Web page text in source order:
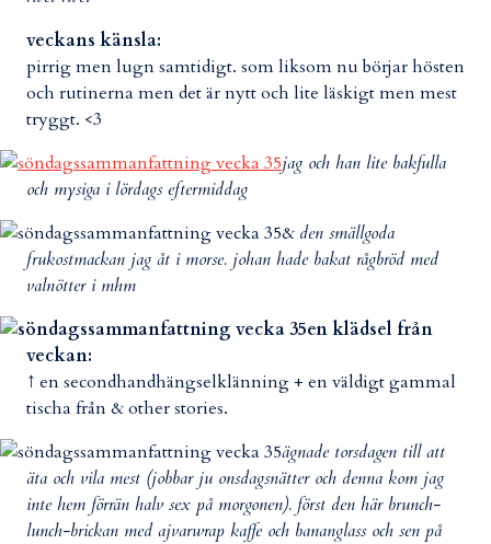
veckans känsla:
pirrig men lugn samtidigt. som liksom nu börjar hösten
och rutinerna men det är nytt och lite läskigt men mest
tryggt. <3
jag och han lite bakfulla
och mysiga i lördags eftermiddag
& den smällgoda
frukostmackan jag åt i morse. johan hade bakat rågbröd med
valnötter i mhm
en klädsel från
veckan:
↑ en secondhandhängselklänning + en väldigt gammal
tischa från & other stories.
ägnade torsdagen till att
äta och vila mest (jobbar ju onsdagsnätter och denna kom jag
inte hem förrän halv sex på morgonen). först den här brunch-
lunch-brickan med ajvarwrap kaffe och bananglass och sen på